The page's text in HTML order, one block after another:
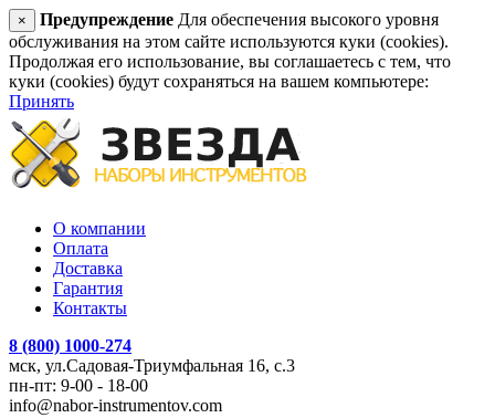
× Предупреждение Для обеспечения высокого уровня
обслуживания на этом сайте используются куки (cookies).
Продолжая его использование, вы соглашаетесь с тем, что
куки (cookies) будут сохраняться на вашем компьютере:
Принять
О компании
Оплата
Доставка
Гарантия
Контакты
8 (800) 1000-274
мск, ул.Садовая-Триумфальная 16, с.3
пн-пт: 9-00 - 18-00
info@nabor-instrumentov.com